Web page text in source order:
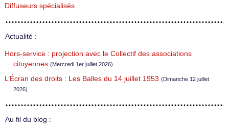
Diffuseurs spécialisés
Actualité :
Hors-service : projection avec le Collectif des associations
citoyennes (Mercredi 1er juillet 2026)
L’Écran des droits : Les Balles du 14 juillet 1953 (Dimanche 12 juillet
2026)
Au fil du blog :